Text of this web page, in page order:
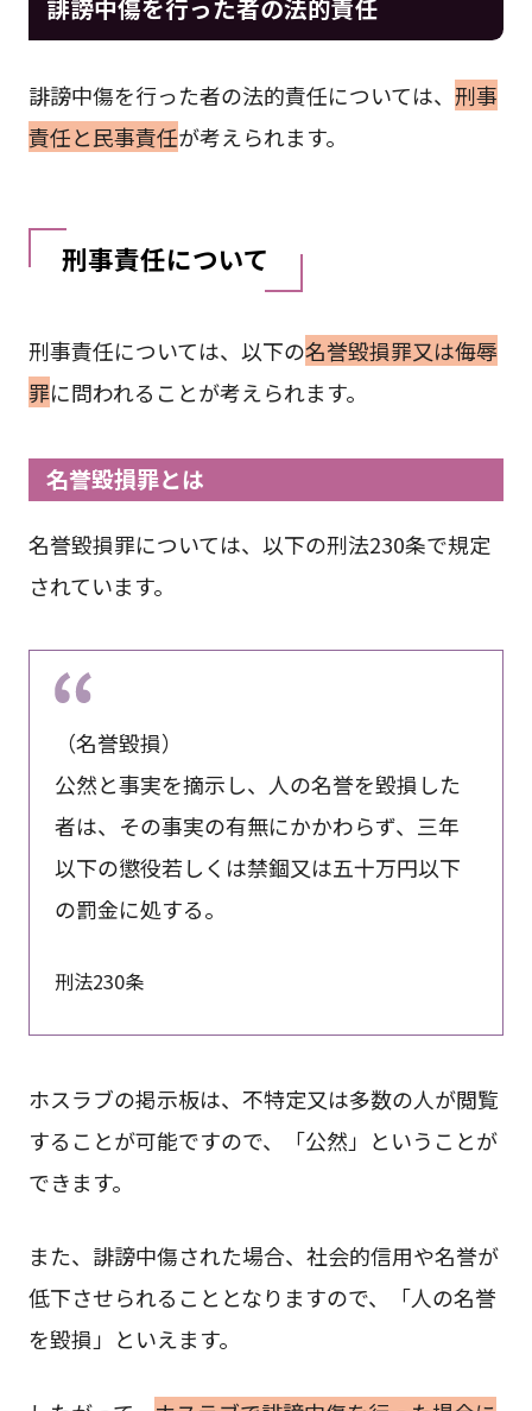
誹謗中傷を行った者の法的責任
誹謗中傷を行った者の法的責任については、 刑事
責任と民事責任が考えられます。
刑事責任について
刑事責任については、以下の名誉毀損罪又は侮辱
罪に問われることが考えられます。
名誉毀損罪とは
名誉毀損罪については、以下の刑法230条で規定
されています。
（名誉毀損）
公然と事実を摘示し、人の名誉を毀損した
者は、その事実の有無にかかわらず、三年
以下の懲役若しくは禁錮又は五十万円以下
の罰金に処する。
刑法230条
ホスラブの掲示板は、不特定又は多数の人が閲覧
することが可能ですので、「公然」ということが
できます。
また、誹謗中傷された場合、社会的信用や名誉が
低下させられることとなりますので、「人の名誉
を毀損」といえます。